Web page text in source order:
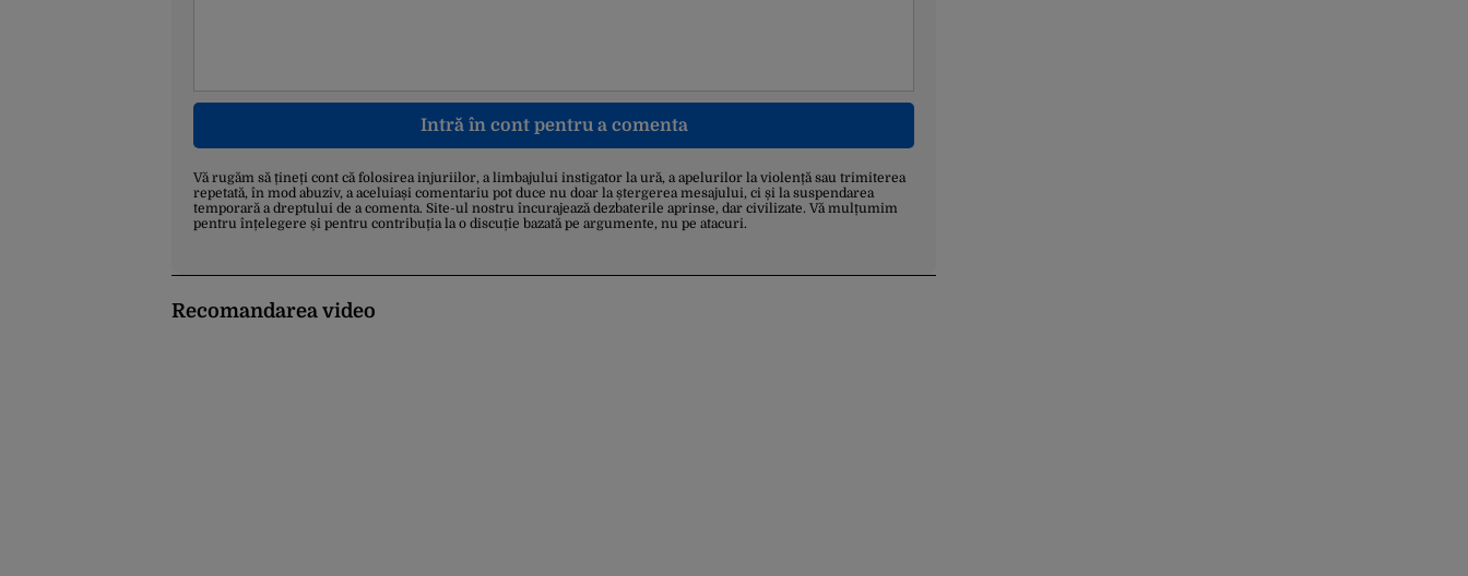
Intră în cont pentru a comenta
Vă rugăm să țineți cont că folosirea injuriilor, a limbajului instigator la ură, a apelurilor la violență sau trimiterea
repetată, în mod abuziv, a aceluiași comentariu pot duce nu doar la ștergerea mesajului, ci și la suspendarea
temporară a dreptului de a comenta. Site-ul nostru încurajează dezbaterile aprinse, dar civilizate. Vă mulțumim
pentru înțelegere și pentru contribuția la o discuție bazată pe argumente, nu pe atacuri.
Recomandarea video